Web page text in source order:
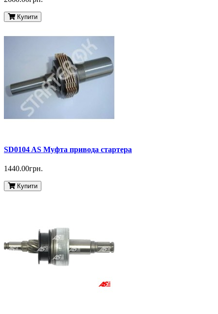
Купити
SD0104 AS Муфта привода стартера
1440.00грн.
Купити